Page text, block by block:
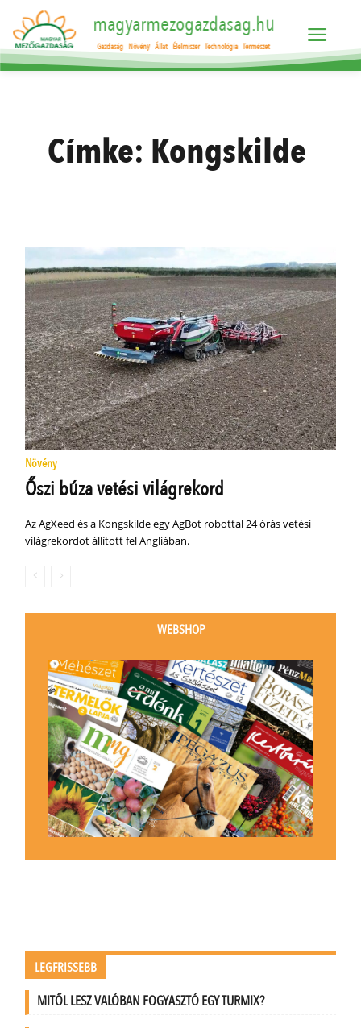
magyarmezogazdasag.hu
Gazdaság Növény Állat Élelmiszer Technológia Természet
Címke: Kongskilde
Növény
Őszi búza vetési világrekord
Az AgXeed és a Kongskilde egy AgBot robottal 24 órás vetési
világrekordot állított fel Angliában.
WEBSHOP
LEGFRISSEBB
MITŐL LESZ VALÓBAN FOGYASZTÓ EGY TURMIX?